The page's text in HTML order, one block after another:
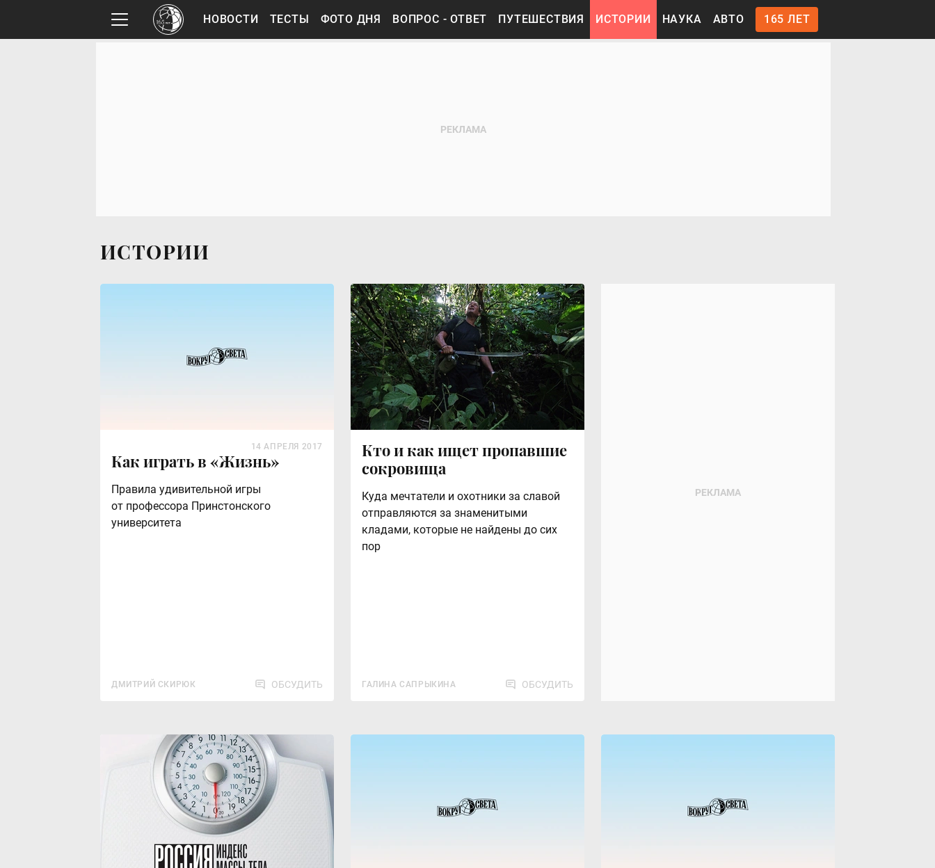
НОВОСТИ ТЕСТЫ ФОТО ДНЯ ВОПРОС - ОТВЕТ ПУТЕШЕСТВИЯ ИСТОРИИ НАУКА АВТО 165 ЛЕТ
ИСТОРИИ
Как играть в «Жизнь»
Правила удивительной игры
от профессора Принстонского
университета
ДМИТРИЙ СКИРЮК
14 АПРЕЛЯ 2017
ОБСУДИТЬ
Кто и как ищет пропавшие
сокровища
Куда мечтатели и охотники за славой
отправляются за знаменитыми
кладами, которые не найдены до сих
пор
ГАЛИНА САПРЫКИНА ОБСУДИТЬ